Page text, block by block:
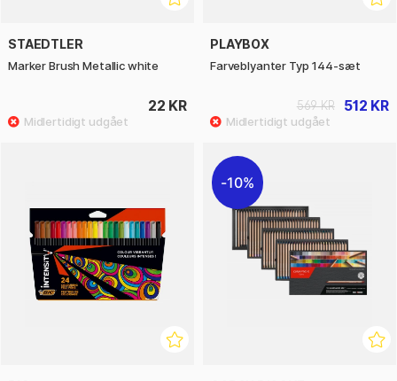
STAEDTLER
Marker Brush Metallic white
22 KR
PLAYBOX
Farveblyanter Typ 144-sæt
512 KR
569 KR
10%